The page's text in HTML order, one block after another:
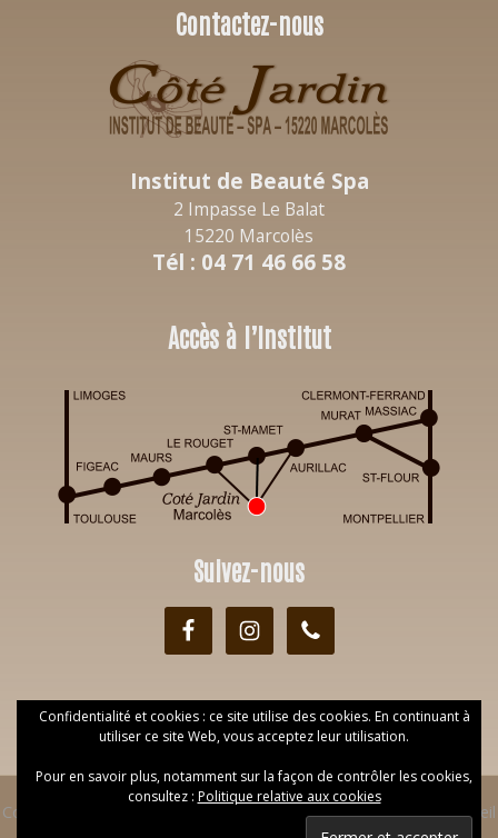
Contactez-nous
Institut de Beauté Spa
2 Impasse Le Balat
15220 Marcolès
Tél : 04 71 46 66 58
Accès à l’Institut
Suivez-nous
Confidentialité et cookies : ce site utilise des cookies. En continuant à
utiliser ce site Web, vous acceptez leur utilisation.
Pour en savoir plus, notamment sur la façon de contrôler les cookies,
consultez : Politique relative aux cookies
Copyright © 2026 Institut Côté Jardin · réalisé par Web DP·Accueil